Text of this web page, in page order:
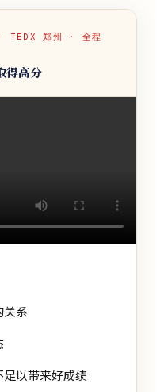
TEDX 郑州 · 全程
得高分
关系
以带来好成绩